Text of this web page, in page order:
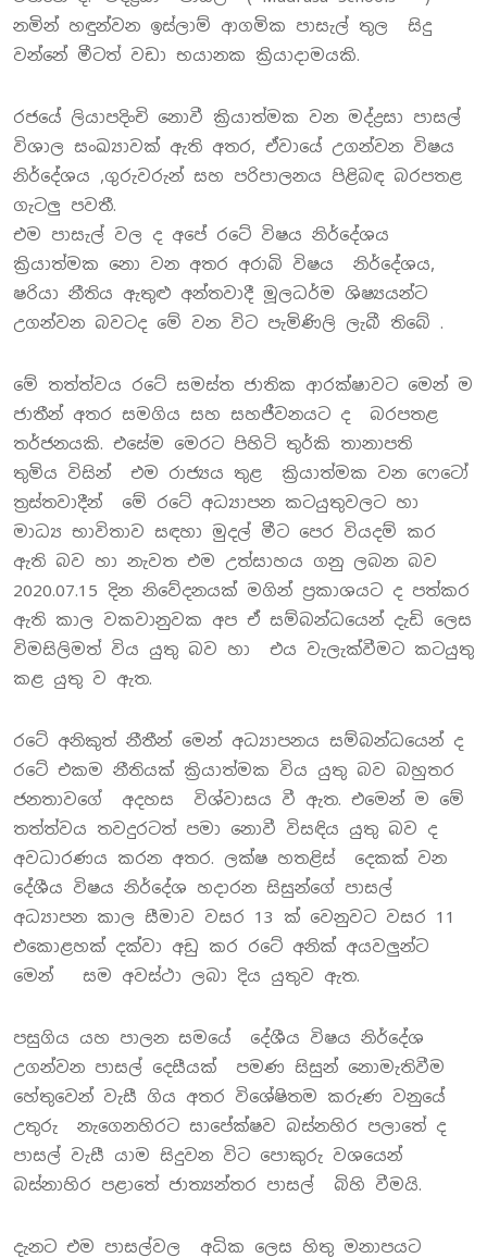
නමින් හඳුන්වන ඉස්ලාම් ආගමික පාසැල් තුල සිදු
වන්නේ මීටත් වඩා භයානක ක්‍රියාදාමයකි.
රජයේ ලියාපදිංචි නොවී ක්‍රියාත්මක වන මද්ද්‍රසා පාසල්
විශාල සංඛ්‍යාවක් ඇති අතර, ඒවායේ උගන්වන විෂය
නිර්දේශය ,ගුරුවරුන් සහ පරිපාලනය පිළිබඳ බරපතළ
ගැටලු පවතී.
එම පාසැල් වල ද අපේ රටේ විෂය නිර්දේශය
ක්‍රියාත්මක නො වන අතර අරාබි විෂය නිර්දේශය,
ෂරියා නීතිය ඇතුළු අන්තවාදී මූලධර්ම ශිෂ්‍යයන්ට
උගන්වන බවටද මේ වන විට පැමිණිලි ලැබී තිබේ .
මේ තත්ත්වය රටේ සමස්ත ජාතික ආරක්ෂාවට මෙන් ම
ජාතීන් අතර සමගිය සහ සහජීවනයට ද බරපතළ
තර්ජනයකි. එසේම මෙරට පිහිටි තුර්කි තානාපති
තුමිය විසින් එම රාජ්‍යය තුළ ක්‍රියාත්මක වන ෆෙටෝ
ත්‍රස්තවාදීන් මේ රටේ අධ්‍යාපන කටයුතුවලට හා
මාධ්‍ය භාවිතාව සඳහා මුදල් මීට පෙර වියදම් කර
ඇති බව හා නැවත එම උත්සාහය ගනු ලබන බව
2020.07.15 දින නිවේදනයක් මගින් ප්‍රකාශයට ද පත්කර
ඇති කාල වකවානුවක අප ඒ සම්බන්ධයෙන් දැඩි ලෙස
විමසිලිමත් විය යුතු බව හා එය වැලැක්වීමට කටයුතු
කළ යුතු ව ඇත.
රටේ අනිකුත් නීතීන් මෙන් අධ්‍යාපනය සම්බන්ධයෙන් ද
රටේ එකම නීතියක් ක්‍රියාත්මක විය යුතු බව බහුතර
ජනතාවගේ අදහස විශ්වාසය වී ඇත. එමෙන් ම මේ
තත්ත්වය තවදුරටත් පමා නොවී විසඳිය යුතු බව ද
අවධාරණය කරන අතර. ලක්ෂ හතළිස් දෙකක් වන
දේශීය විෂය නිර්දේශ හදාරන සිසුන්ගේ පාසල්
අධ්‍යාපන කාල සීමාව වසර 13 ක් වෙනුවට වසර 11
එකොළහක් දක්වා අඩු කර රටේ අනික් අයවලුන්ට
මෙන් සම අවස්ථා ලබා දිය යුතුව ඇත.
පසුගිය යහ පාලන සමයේ දේශීය විෂය නිර්දේශ
උගන්වන පාසල් දෙසීයක් පමණ සිසුන් නොමැතිවීම
හේතුවෙන් වැසී ගිය අතර විශේෂිතම කරුණ වනුයේ
උතුරු නැගෙනහිරට සාපේක්ෂව බස්නහිර පලාතේ ද
පාසල් වැසී යාම සිදුවන විට පොකුරු වශයෙන්
බස්නාහිර පළාතේ ජාත්‍යන්තර පාසල් බිහි වීමයි.
දැනට එම පාසල්වල අධික ලෙස හිතු මනාපයට